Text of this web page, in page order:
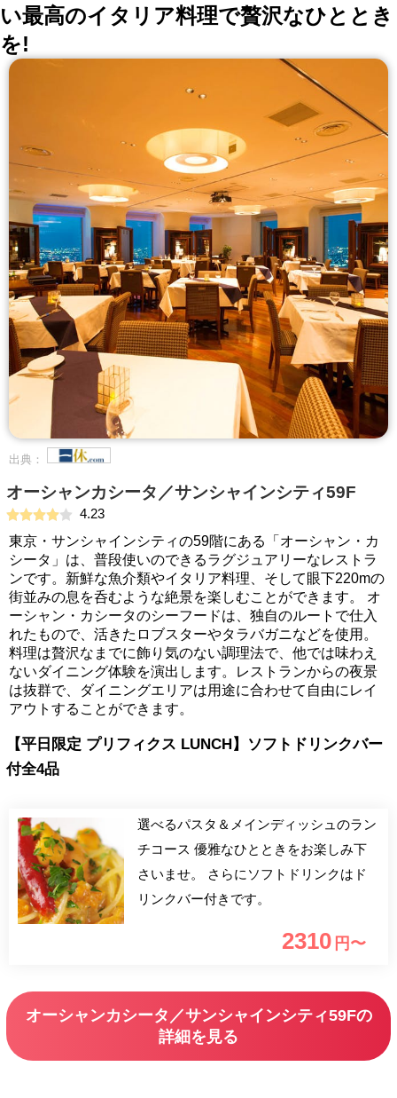
い最高のイタリア料理で贅沢なひととき
を!
出典：
オーシャンカシータ／サンシャインシティ59F
4.23
東京・サンシャインシティの59階にある「オーシャン・カ
シータ」は、普段使いのできるラグジュアリーなレストラ
ンです。新鮮な魚介類やイタリア料理、そして眼下220mの
街並みの息を呑むような絶景を楽しむことができます。 オ
ーシャン・カシータのシーフードは、独自のルートで仕入
れたもので、活きたロブスターやタラバガニなどを使用。
料理は贅沢なまでに飾り気のない調理法で、他では味わえ
ないダイニング体験を演出します。レストランからの夜景
は抜群で、ダイニングエリアは用途に合わせて自由にレイ
アウトすることができます。
【平日限定 プリフィクス LUNCH】ソフトドリンクバー
付全4品
選べるパスタ＆メインディッシュのラン
チコース 優雅なひとときをお楽しみ下
さいませ。 さらにソフトドリンクはド
リンクバー付きです。
2310 円〜
オーシャンカシータ／サンシャインシティ59Fの
詳細を見る